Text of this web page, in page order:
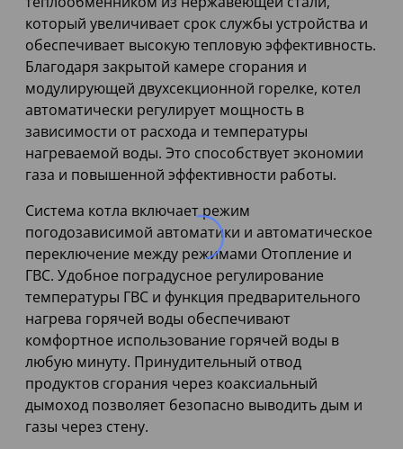
который увеличивает срок службы устройства и
обеспечивает высокую тепловую эффективность.
Благодаря закрытой камере сгорания и
модулирующей двухсекционной горелке, котел
автоматически регулирует мощность в
зависимости от расхода и температуры
нагреваемой воды. Это способствует экономии
газа и повышенной эффективности работы.
Система котла включает режим
погодозависимой автоматики и автоматическое
переключение между режимами Отопление и
ГВС. Удобное поградусное регулирование
температуры ГВС и функция предварительного
нагрева горячей воды обеспечивают
комфортное использование горячей воды в
любую минуту. Принудительный отвод
продуктов сгорания через коаксиальный
дымоход позволяет безопасно выводить дым и
газы через стену.